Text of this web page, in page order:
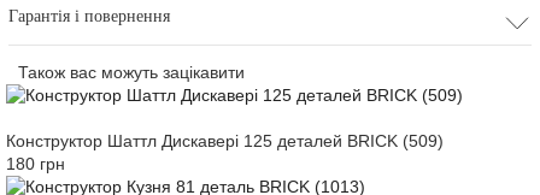
Гарантія і повернення
Також вас можуть зацікавити
Конструктор Шаттл Дискавері 125 деталей BRICK (509)
180 грн